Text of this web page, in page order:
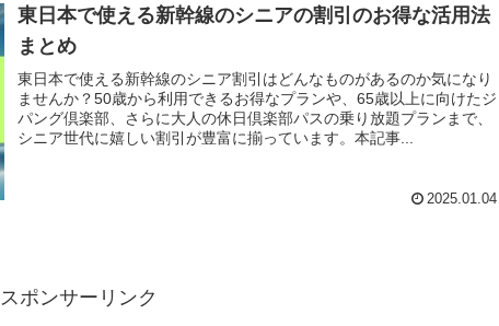
東日本で使える新幹線のシニアの割引のお得な活用法
まとめ
東日本で使える新幹線のシニア割引はどんなものがあるのか気になり
ませんか？50歳から利用できるお得なプランや、65歳以上に向けたジ
パング倶楽部、さらに大人の休日倶楽部パスの乗り放題プランまで、
シニア世代に嬉しい割引が豊富に揃っています。本記事...
2025.01.04
スポンサーリンク